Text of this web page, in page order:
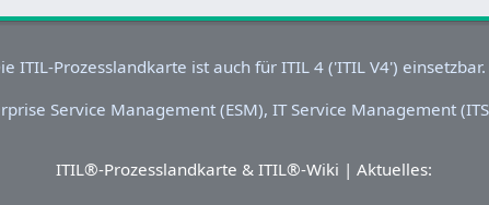
ITIL®-Prozesslandkarte & ITIL®-Wiki | Aktuelles: